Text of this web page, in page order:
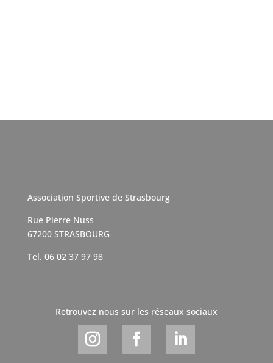
Association Sportive de Strasbourg
Rue Pierre Nuss
67200 STRASBOURG
Tel. 06 02 37 97 98
Retrouvez nous sur les réseaux sociaux